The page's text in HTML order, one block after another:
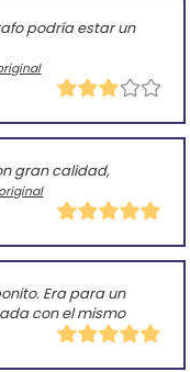
podría estar un
gran calidad,
Era para un
con el mismo